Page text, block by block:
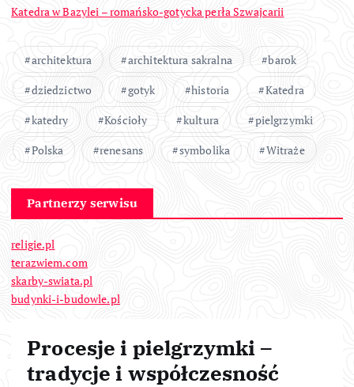
Katedra w Bazylei – romańsko-gotycka perła Szwajcarii
architektura architektura sakralna
barok
dziedzictwo
gotyk historia
Katedra
katedry
Kościoły kultura
pielgrzymki
Polska
renesans symbolika Witraże
Partnerzy serwisu
religie.pl
terazwiem.com
skarby-swiata.pl
budynki-i-budowle.pl
Procesje i pielgrzymki –
tradycje i współczesność